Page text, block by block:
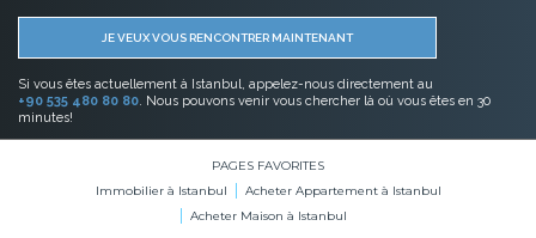
JE VEUX VOUS RENCONTRER MAINTENANT
Si vous êtes actuellement à Istanbul, appelez-nous directement au
+90 535 480 80 80. Nous pouvons venir vous chercher là où vous êtes en 30
minutes!
PAGES FAVORITES
Immobilier à Istanbul
Acheter Appartement à Istanbul
Acheter Maison à Istanbul